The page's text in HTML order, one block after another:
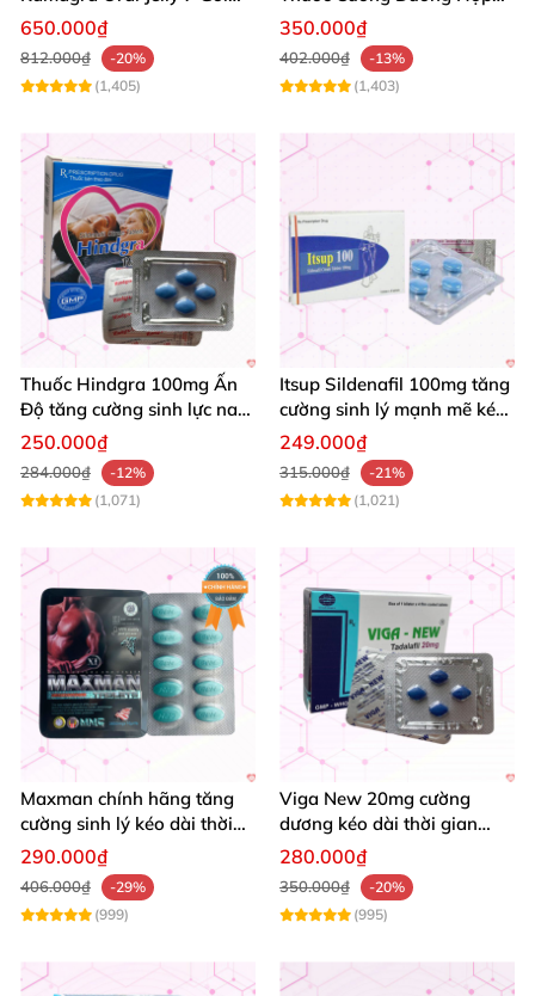
Hương Trái Cây Tăng
Cường Sinh Lực
650.000₫
812.000₫
-20%
(1,405)
10 Viên Kéo Dài Thời Gian
350.000₫
402.000₫
-13%
(1,403)
Thuốc Hindgra 100mg Ấn
Độ tăng cường sinh lực nam
chống xuất tinh sớm mua
250.000₫
284.000₫
-12%
(1,071)
Itsup Sildenafil 100mg tăng
cường sinh lý mạnh mẽ kéo
dài thời gian nam
249.000₫
315.000₫
-21%
(1,021)
Maxman chính hãng tăng
cường sinh lý kéo dài thời
gian chống xuất tinh sớm
hộp 10 viên
290.000₫
406.000₫
-29%
(999)
Viga New 20mg cường
dương kéo dài thời gian
tăng khoái cảm hộp 4 viên
280.000₫
350.000₫
-20%
(995)